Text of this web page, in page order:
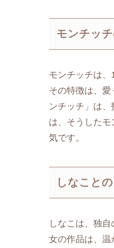
モンチッ
モンチッチは、
その特徴は、
ンチッチ」は
は、そうした
気です。
しなこと
しなこは、独
女の作品は、温